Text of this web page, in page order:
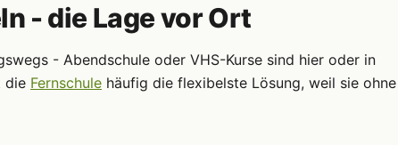
- die Lage vor Ort
- Abendschule oder VHS-Kurse sind hier oder in
die Fernschule häufig die flexibelste Lösung, weil sie ohne